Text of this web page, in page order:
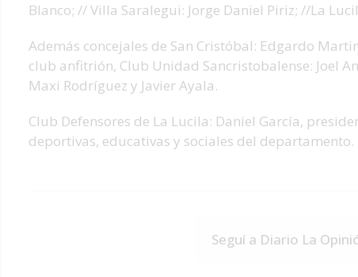
Blanco; // Villa Saralegui: Jorge Daniel Piriz; //La
Además concejales de San Cristóbal: Edgardo
club anfitrión, Club Unidad Sancristobalense: Joel
Maxi Rodríguez y Javier Ayala.
Club Defensores de La Lucila: Daniel García,
deportivas, educativas y sociales del departamento.
Seguí a Diario La